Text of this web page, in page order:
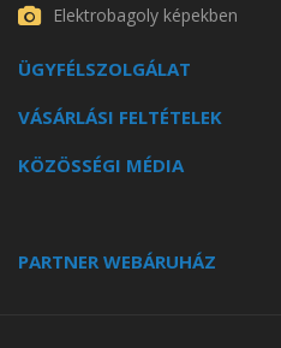
Elektrobagoly képekben
ÜGYFÉLSZOLGÁLAT
VÁSÁRLÁSI FELTÉTELEK
KÖZÖSSÉGI MÉDIA
PARTNER WEBÁRUHÁZ